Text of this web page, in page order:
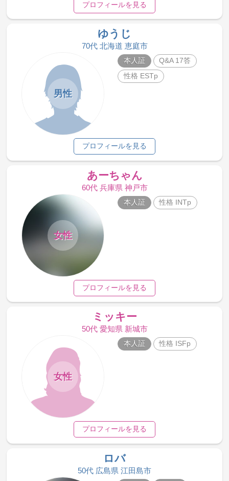
プロフィールを見る
ゆうじ
70代 北海道 恵庭市
男性
本人証
Q&A 17答
性格 ESTp
プロフィールを見る
あーちゃん
60代 兵庫県 神戸市
女性
本人証 性格 INTp
プロフィールを見る
ミッキー
50代 愛知県 新城市
女性
本人証 性格 ISFp
プロフィールを見る
ロバ
50代 広島県 江田島市